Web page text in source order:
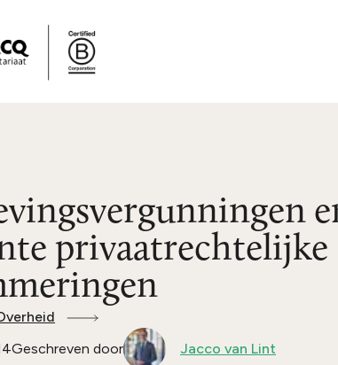
privaatrechtelijke
Geschreven door Jacco van Lint